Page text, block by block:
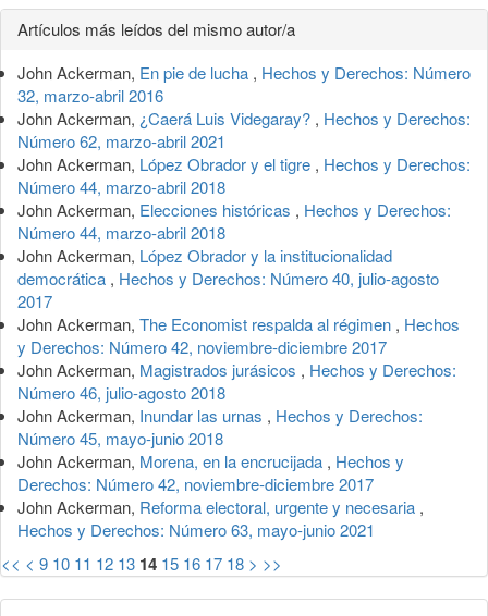
Detalles
del
artículo
Artículos más leídos del mismo autor/a
John Ackerman, En pie de lucha , Hechos y Derechos: Número
32, marzo-abril 2016
John Ackerman, ¿Caerá Luis Videgaray? , Hechos y Derechos:
Número 62, marzo-abril 2021
John Ackerman, López Obrador y el tigre , Hechos y Derechos:
Número 44, marzo-abril 2018
John Ackerman, Elecciones históricas , Hechos y Derechos:
Número 44, marzo-abril 2018
John Ackerman, López Obrador y la institucionalidad
democrática , Hechos y Derechos: Número 40, julio-agosto
2017
John Ackerman, The Economist respalda al régimen , Hechos
y Derechos: Número 42, noviembre-diciembre 2017
John Ackerman, Magistrados jurásicos , Hechos y Derechos:
Número 46, julio-agosto 2018
John Ackerman, Inundar las urnas , Hechos y Derechos:
Número 45, mayo-junio 2018
John Ackerman, Morena, en la encrucijada , Hechos y
Derechos: Número 42, noviembre-diciembre 2017
John Ackerman, Reforma electoral, urgente y necesaria ,
Hechos y Derechos: Número 63, mayo-junio 2021
<< < 9 10 11 12 13 14 15 16 17 18 > >>